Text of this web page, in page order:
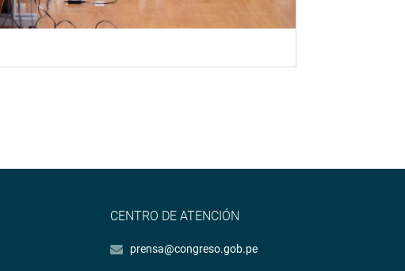
CENTRO DE ATENCIÓN
prensa@congreso.gob.pe